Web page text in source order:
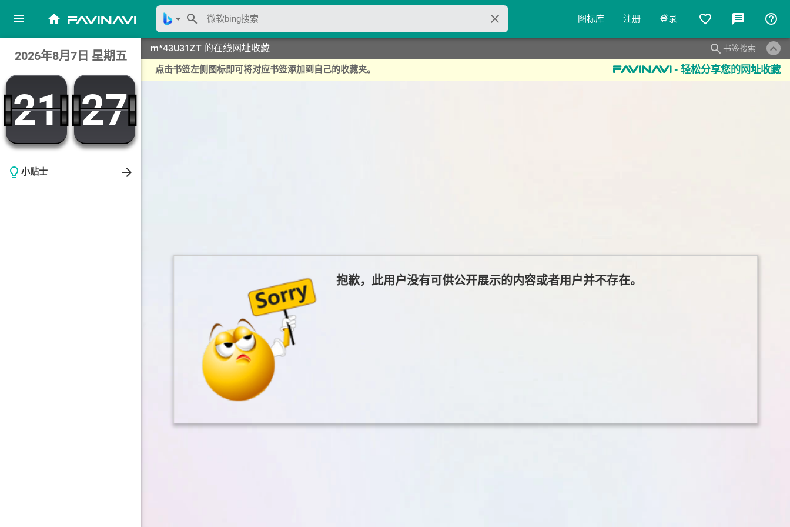
menu home favinavi arrow_drop_down search close 图标库 注册 登录 favorite_border message help_outline
2026年8月7日 星期五
21
21 27
27
lightbulb_outline 小贴士 arrow_forward
m*43U31ZT 的在线网址收藏 keyboard_arrow_up
search 书签搜索
点击书签左侧图标即可将对应书签添加到自己的收藏夹。 favinavi - 轻松分享您的网址收藏
抱歉，此用户没有可供公开展示的内容或者用户并不存在。